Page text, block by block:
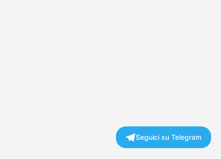
Seguici su Telegram